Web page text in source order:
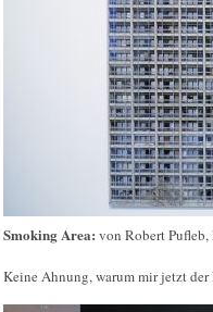
Smoking Area: von Robert
Keine Ahnung, warum mir jetzt